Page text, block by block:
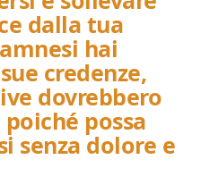
dalla tua
hai
credenze,
dovrebbero
possa
senza dolore e